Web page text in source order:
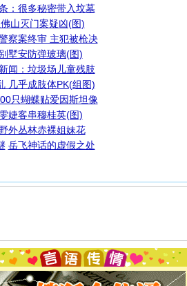
：很多秘密带入坟墓
山灭门案疑凶(图)
察案终审 主犯被枪决
墅安防弹玻璃(图)
闻：垃圾场儿童残肢
几乎成肢体PK(组图)
只蝴蝶贴爱因斯坦像
婕客串穆桂英(图)
野外丛林赤裸姐妹花
岳飞神话的虚假之处
]
不只这样的日子才会想起你,而是这样的日子才
光明地骚扰你,告诉你,圣诞要快乐!新年要快乐!天天
乐噢!